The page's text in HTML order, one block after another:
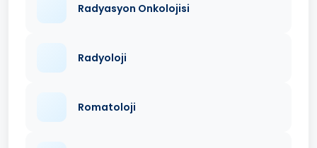
Radyasyon Onkolojisi
Radyoloji
Romatoloji